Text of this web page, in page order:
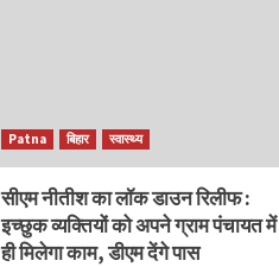
Patna बिहार स्वास्थ्य
सीएम नीतीश का लॉक डाउन रिलीफ :
इच्छुक व्यक्तियों को अपने ग्राम पंचायत में
ही मिलेगा काम, डीएम देंगे पास